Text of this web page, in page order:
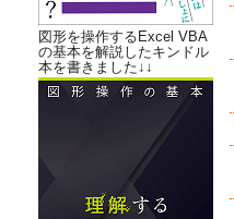
図形を操作するExcel VBA
の基本を解説したキンドル
本を書きました↓↓